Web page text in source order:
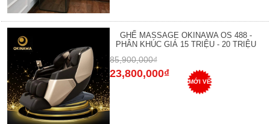
GHẾ MASSAGE OKINAWA OS 488 -
PHÂN KHÚC GIÁ 15 TRIỆU - 20 TRIỆU
85,900,000₫
23,800,000₫
MỚI VỀ